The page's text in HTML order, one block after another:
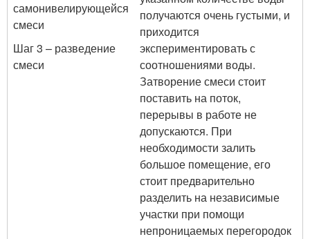
Шаг 3 – разведение
смеси
получаются очень густыми, и
приходится
экспериментировать с
соотношениями воды.
Затворение смеси стоит
поставить на поток,
перерывы в работе не
допускаются. При
необходимости залить
большое помещение, его
стоит предварительно
разделить на независимые
участки при помощи
непроницаемых перегородок